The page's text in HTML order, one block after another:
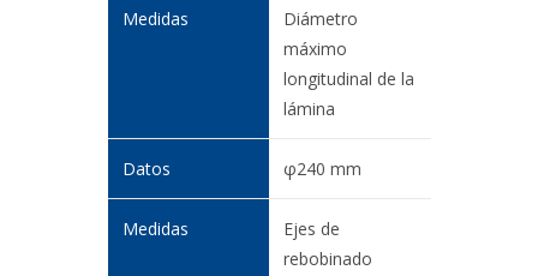
Diámetro
máximo
longitudinal de la
lámina
φ240 mm
Ejes de
rebobinado